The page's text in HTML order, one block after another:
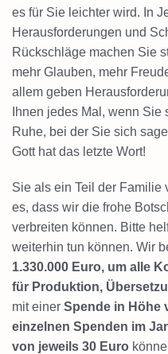
es für Sie leichter wird. In
Herausforderungen und
Rückschläge machen Sie
mehr Glauben, mehr
allem geben
Ihnen jedes Mal, wenn
Ruhe, bei der Sie sich
Gott hat das letzte Wort!
Sie als ein Teil der Familie
es, dass wir die frohe
verbreiten können. Bitte
weiterhin tun können. Wir
1.330.000 Euro, um alle
für Produktion,
mit einer Spende in Höhe
einzelnen Spenden im
von jeweils 30 Euro